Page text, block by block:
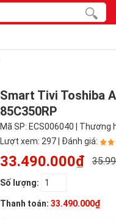
Smart Tivi Toshiba
85C350RP
Mã SP: ECS006040 | Thương
Lượt xem: 297 | Đánh giá:
33.490.000₫
Số lượng:
Thanh toán: 33.490.000₫